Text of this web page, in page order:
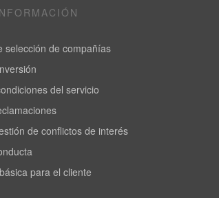
selección de compañías
del servicio
de conflictos de interés
para el cliente